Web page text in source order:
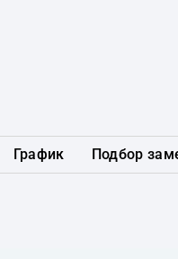
График Подбор